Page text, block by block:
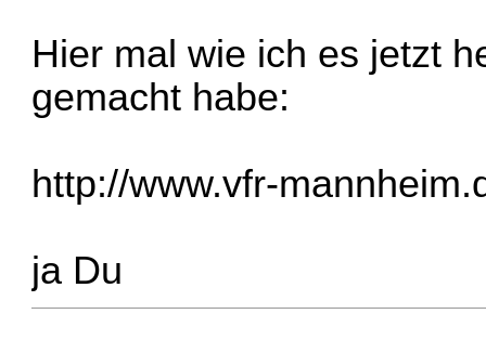
Hier mal wie ich es jetzt
gemacht habe:
http://www.vfr-
ja Du